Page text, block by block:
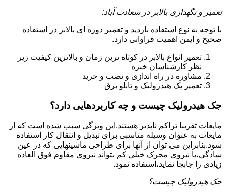
تعمیر و نگهداری بالابر در سعادت آباد:
با توجه به نوع استفاده بازدید و تعمیر دوره ای بالابر در استفاده
صحیح و ایمن اهمیت فراوانی دارد.
تعمیر انواع بالابر در کوتاه ترین زمان و بالاترین کیفیت زیر
نظر کارشناسان خبره
مشاوره در راه اندازی و نصب و خرید
تعمیر پک هیدرولیک و تابلو برق
جک هیدرولیک چیست و چه کاربردهایی دارد؟
مایعات تقریبا تراکم ناپذیر هستند.این ویژگی سبب شده است که از
مایعات به عنوان وسیله مناسبی برای تبدیل و انتقال کار استفاده
شود.بنابراین می توان از آنها برای طراحی ماشینهایی که در عین
سادگی،با نیروی محرک خیلی کم بتواند نیروی مقاوم فوق العاده
زیادی را جابجا نماید،استفاده نمود.
جک هیدرولیک چیست؟